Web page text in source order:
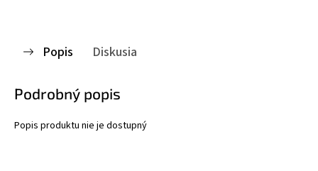
Popis Diskusia
Podrobný popis
Popis produktu nie je dostupný